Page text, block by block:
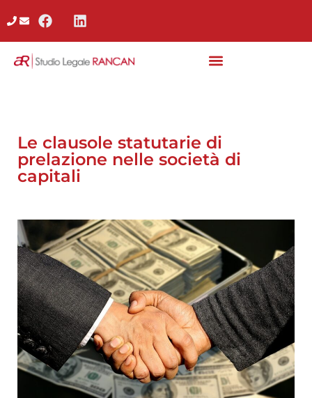
Le clausole statutarie di
prelazione nelle società di
capitali